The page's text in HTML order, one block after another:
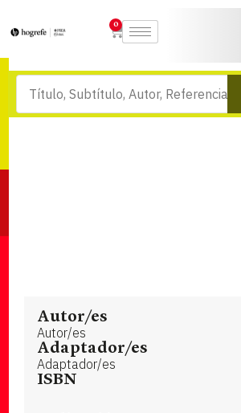
0
Autor/es
Autor/es
Adaptador/es
Adaptador/es
ISBN